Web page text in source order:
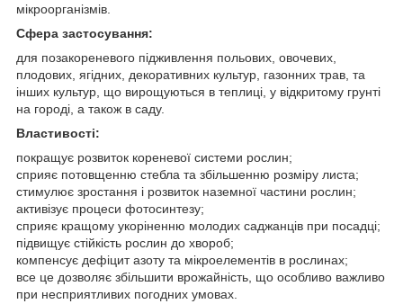
мікроорганізмів.
Сфера застосування:
для позакореневого підживлення польових, овочевих,
плодових, ягідних, декоративних культур, газонних трав, та
інших культур, що вирощуються в теплиці, у відкритому грунті
на городі, а також в саду.
Властивості:
покращує розвиток кореневої системи рослин;
сприяє потовщенню стебла та збільшенню розміру листа;
стимулює зростання і розвиток наземної частини рослин;
активізує процеси фотосинтезу;
сприяє кращому укоріненню молодих саджанців при посадці;
підвищує стійкість рослин до хвороб;
компенсує дефіцит азоту та мікроелементів в рослинах;
все це дозволяє збільшити врожайність, що особливо важливо
при несприятливих погодних умовах.